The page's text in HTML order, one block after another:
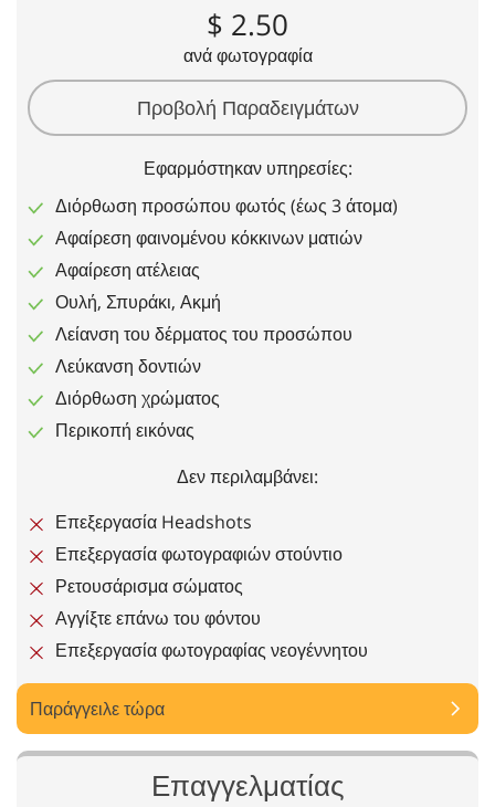
$ 2.50
ανά φωτογραφία
Προβολή Παραδειγμάτων
Εφαρμόστηκαν υπηρεσίες:
Διόρθωση προσώπου φωτός (έως 3 άτομα)
Αφαίρεση φαινομένου κόκκινων ματιών
Αφαίρεση ατέλειας
Ουλή, Σπυράκι, Ακμή
Λείανση του δέρματος του προσώπου
Λεύκανση δοντιών
Διόρθωση χρώματος
Περικοπή εικόνας
Δεν περιλαμβάνει:
Επεξεργασία Headshots
Επεξεργασία φωτογραφιών στούντιο
Ρετουσάρισμα σώματος
Αγγίξτε επάνω του φόντου
Επεξεργασία φωτογραφίας νεογέννητου
Παράγγειλε τώρα
Επαγγελματίας